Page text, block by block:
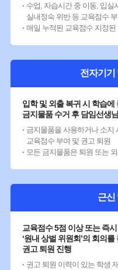
수업, 자습시간 중 이동, 입실
실내정숙 위반 등 교육점수
매일 누적된 교육점수 지정된
전자기기
입학 및 외출 복귀 시 학습
금지물품 수거 후 담임선생
금지물품을 사용하거나 소지
교육점수 부여 및 권고 퇴원
모든 금지물품은 퇴원 또는
근신
교육점수 5점 이상 또는 즉
‘원내 상벌 위원회’의 회의
권고 퇴원 진행
권고 퇴원 이력이 있는 학생